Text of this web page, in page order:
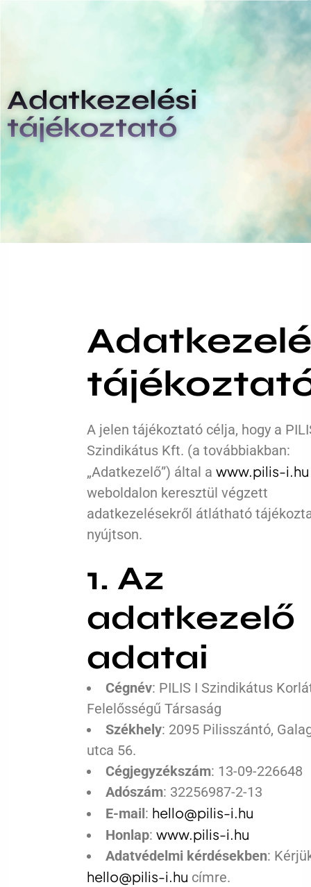
Adatkezelési
tájékoztató
A jelen tájékoztató célja, hogy a
Szindikátus Kft. (a továbbiakban:
„Adatkezelő”) által a www.pilis-i.hu
weboldalon keresztül végzett
adatkezelésekről átlátható
nyújtson.
1. Az
adatkezelő
adatai
Cégnév: PILIS I Szindikátus
Felelősségű Társaság
Székhely: 2095 Pilisszántó,
utca 56.
Cégjegyzékszám: 13-09-226648
Adószám: 32256987-2-13
E-mail: hello@pilis-i.hu
Honlap: www.pilis-i.hu
Adatvédelmi kérdésekben:
hello@pilis-i.hu címre.